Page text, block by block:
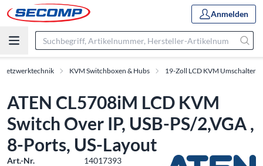
Anmelden
Netzwerktechnik KVM Switchboxen & Hubs 19-Zoll LCD KVM Umschalter
ATEN CL5708iM LCD KVM
Switch Over IP, USB-PS/2,VGA ,
8-Ports, US-Layout
Art.-Nr.
14017393